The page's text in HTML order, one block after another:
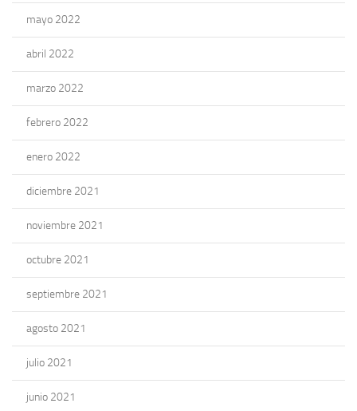
mayo 2022
abril 2022
marzo 2022
febrero 2022
enero 2022
diciembre 2021
noviembre 2021
octubre 2021
septiembre 2021
agosto 2021
julio 2021
junio 2021